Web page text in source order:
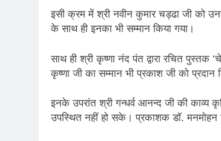
डॉ.
3
4
पेपर
5
इसी क्रम में श्री नवीन कुमार चड्ढा जी को
के साथ ही इनका भी सम्मान किया गया।
साथ ही श्री कृष्णा नंद पंत द्वारा रचित
कृष्णा जी का सम्मान भी प्रकाश जी को प्रदान
इनके उपरांत श्री गन्धर्व आनन्द जी की काव्य
उपस्थित नहीं हो सके। प्रकाशक डॉ. मनमोहन